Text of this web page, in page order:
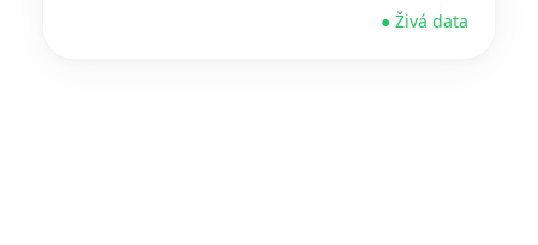
● Živá data